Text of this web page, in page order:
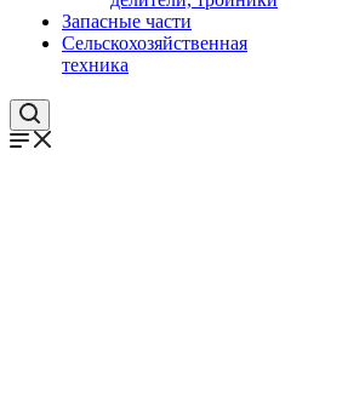
Запасные части
Сельскохозяйственная
техника